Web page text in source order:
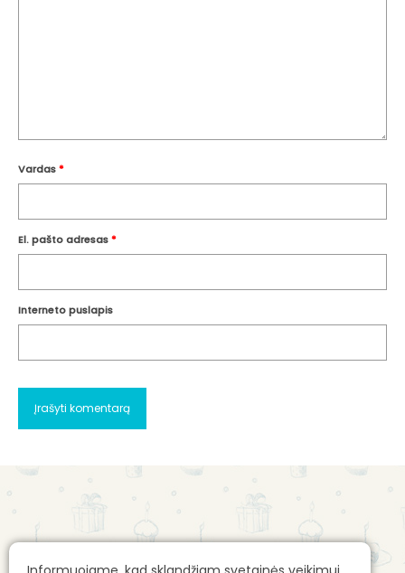
Vardas*
El. pašto adresas*
Interneto puslapis